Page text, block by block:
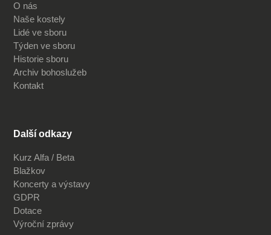
O nás
Naše kostely
Lidé ve sboru
Týden ve sboru
Historie sboru
Archiv bohoslužeb
Kontakt
Další odkazy
Kurz Alfa / Beta
Blažkov
Koncerty a výstavy
GDPR
Dotace
Výroční zprávy